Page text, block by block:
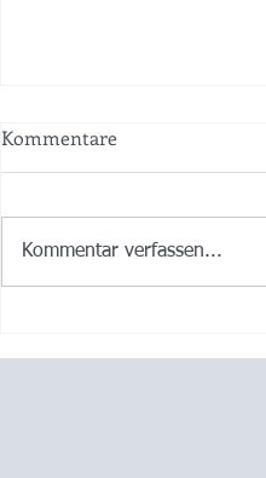
2019 - Ein König mit Biss
Kommentare
Kommentar verfassen...